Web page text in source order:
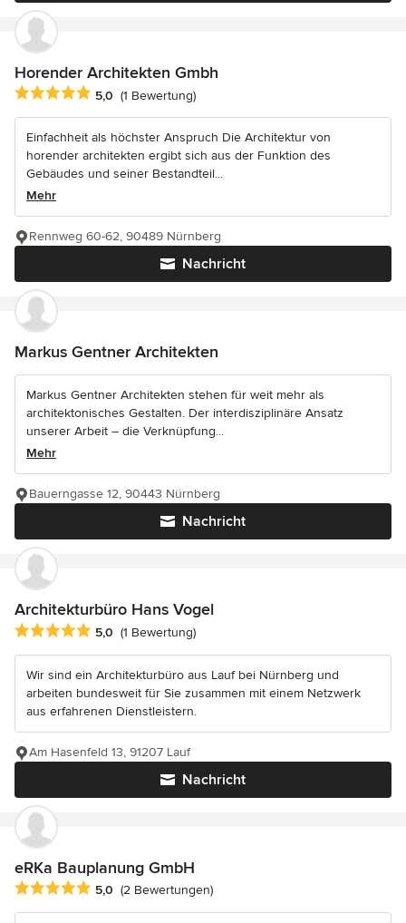
Horender Architekten Gmbh
Durchschnittliche Bewertung: 5 von 5 Sternen
5,0 (1 Bewertung)
Einfachheit als höchster Anspruch Die Architektur von
horender architekten ergibt sich aus der Funktion des
Gebäudes und seiner Bestandteil...
Mehr
Nachricht
Rennweg 60-62, 90489 Nürnberg
Markus Gentner Architekten
Markus Gentner Architekten stehen für weit mehr als
architektonisches Gestalten. Der interdisziplinäre Ansatz
unserer Arbeit – die Verknüpfung...
Mehr
Nachricht
Bauerngasse 12, 90443 Nürnberg
Architekturbüro Hans Vogel
Durchschnittliche Bewertung: 5 von 5 Sternen
5,0 (1 Bewertung)
Wir sind ein Architekturbüro aus Lauf bei Nürnberg und
arbeiten bundesweit für Sie zusammen mit einem Netzwerk
aus erfahrenen Dienstleistern.
Nachricht
Am Hasenfeld 13, 91207 Lauf
eRKa Bauplanung GmbH
Durchschnittliche Bewertung: 5 von 5 Sternen
5,0 (2 Bewertungen)